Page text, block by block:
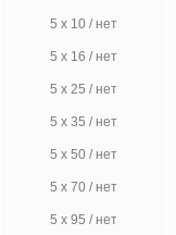
5 х 10 / нет
5 х 16 / нет
5 х 25 / нет
5 х 35 / нет
5 х 50 / нет
5 х 70 / нет
5 х 95 / нет